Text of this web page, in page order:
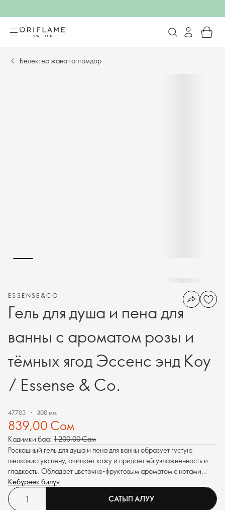
Белектер жана топтомдор
ESSENSE&CO.
Гель для душа и пена для
ванны с ароматом розы и
тёмных ягод Эссенс энд Коу
/ Essense & Co.
47703 300 мл.
839,00 Сом
Кадимки баа: 1 200,00 Сом
Роскошный гель для душа и пена для ванны образует густую
шелковистую пену, очищает кожу и придает ей увлажнённость и
гладкость. Обладает цветочно-фруктовым ароматом с нотами
терпкой розы и сочной малины.
Көбүрөөк билүү
САТЫП АЛУУ